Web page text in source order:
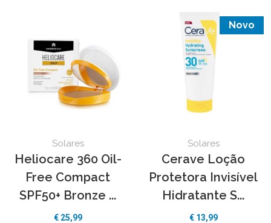
Solares
Heliocare 360 Oil-
Free Compact
SPF50+ Bronze ...
€ 25,99
Novo
Solares
Cerave Loção
Protetora Invisível
Hidratante S...
€ 13,99